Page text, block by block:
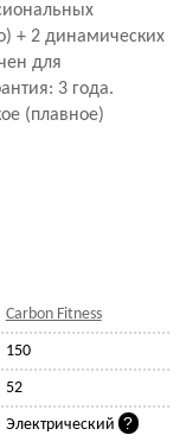
+ 2 динамических
для
3 года.
(плавное)
Carbon Fitness
150
52
Электрический